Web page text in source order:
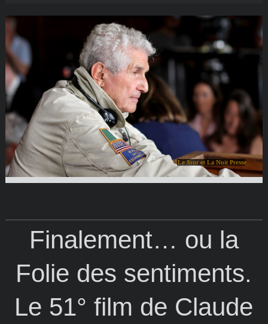
Le Jour et La Nuit Presse
Finalement… ou la
Folie des sentiments.
Le 51° film de Claude